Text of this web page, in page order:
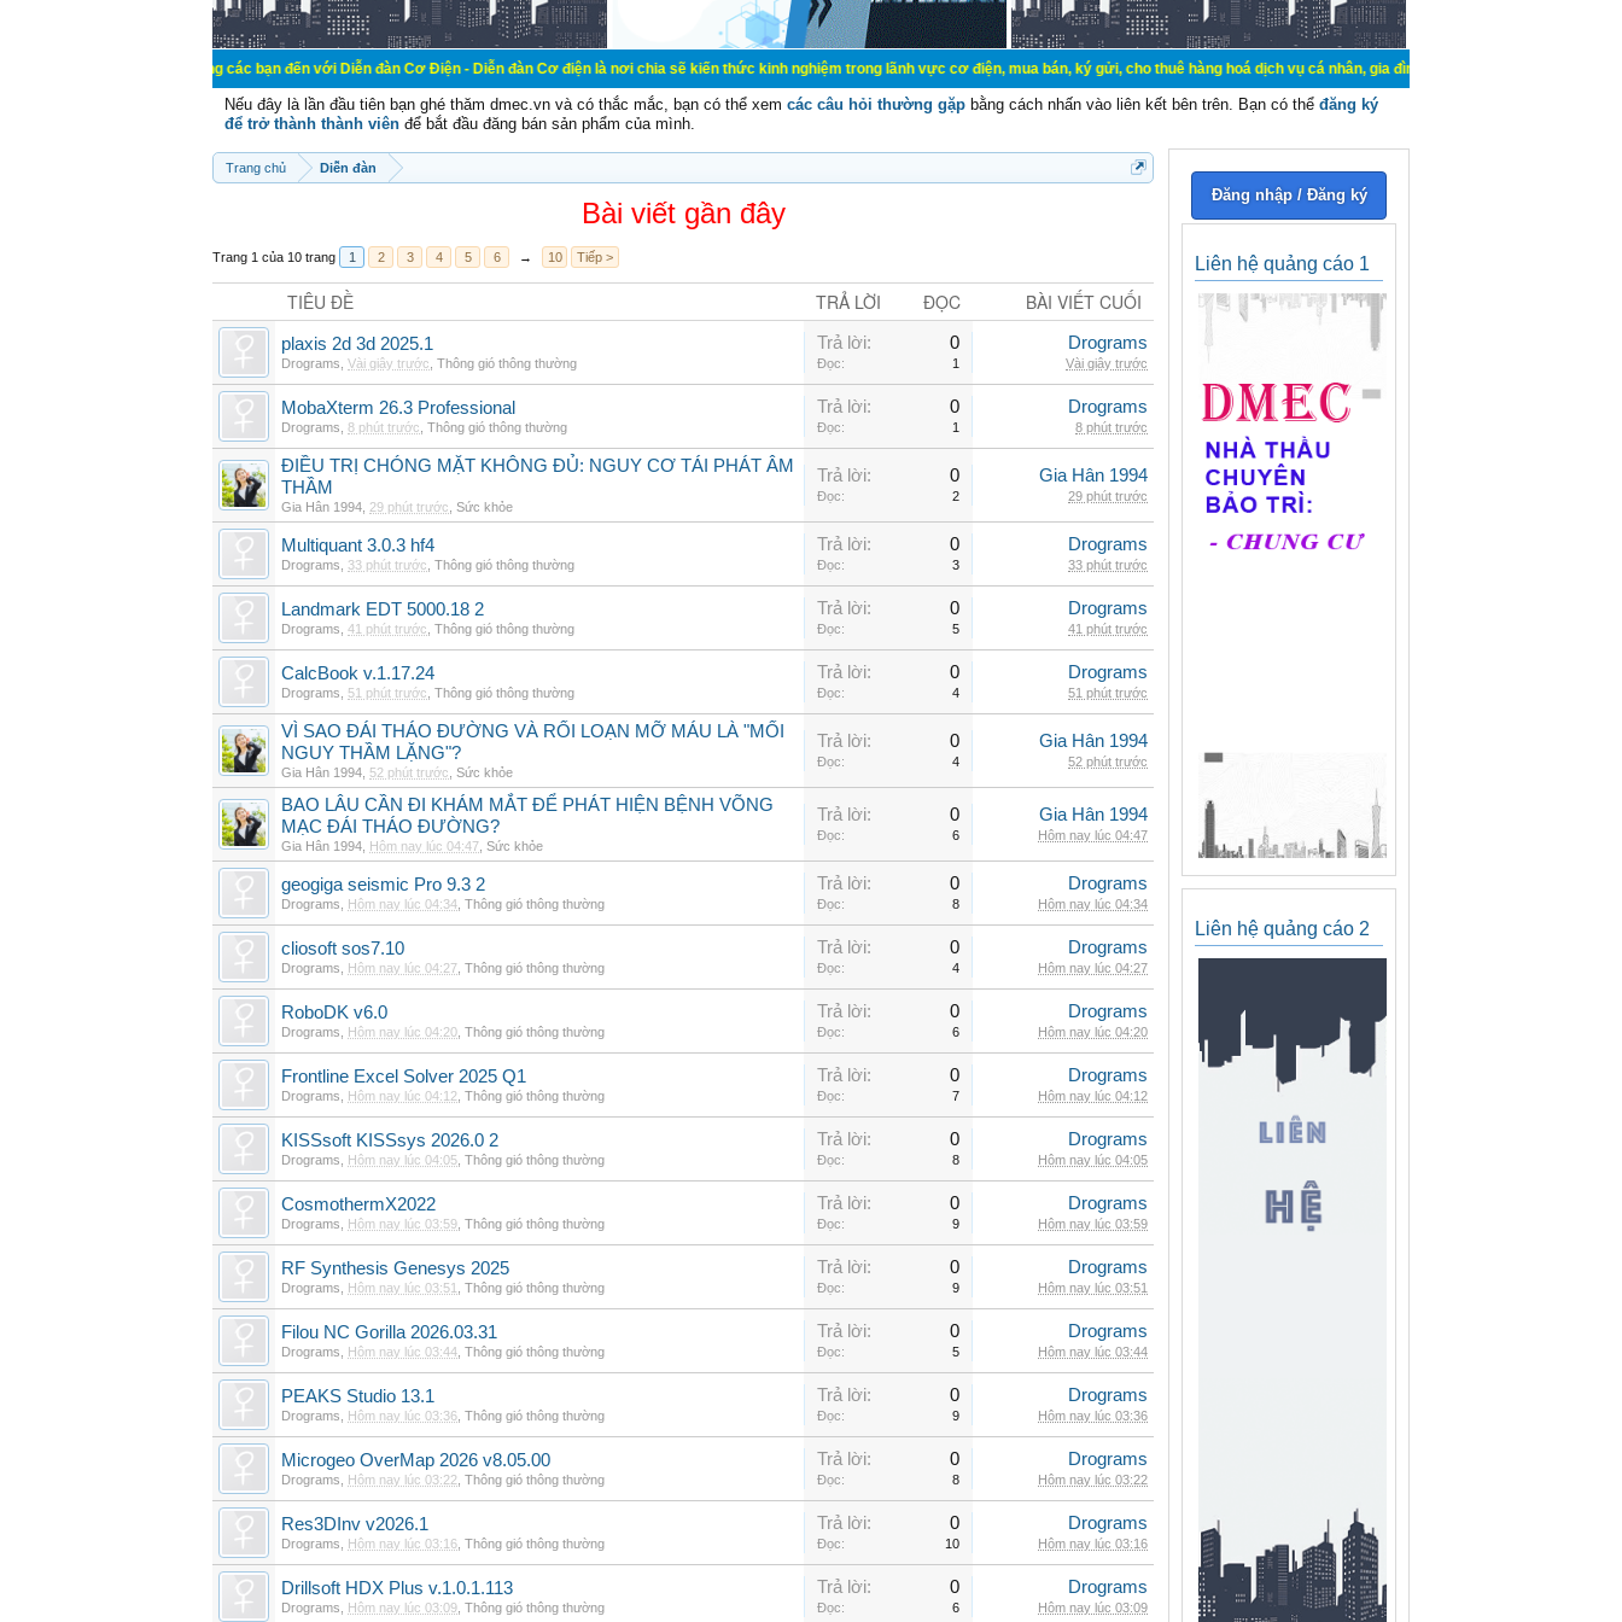
Chào mừng các bạn đến với Diễn đàn Cơ Điện - Diễn đàn Cơ điện là nơi chia sẽ kiến thức kinh nghiệm trong lãnh vực cơ điện, mua bán, ký gửi, cho thuê hàng hoá dịch vụ cá nhân, gia đình. Mua bán, ký gửi, cho thuê thiết bị
Nếu đây là lần đầu tiên bạn ghé thăm dmec.vn và có thắc mắc, bạn có thể xem các câu hỏi thường gặp bằng cách nhấn vào liên kết bên trên. Bạn có thể đăng ký
để trở thành thành viên để bắt đầu đăng bán sản phẩm của mình.
Trang chủ Diễn đàn
Bài viết gần đây
Trang 1 của 10 trang 1 2 3 4 5 6 → 10 Tiếp >
TIÊU ĐỀ TRẢ LỜI ĐỌC BÀI VIẾT CUỐI
plaxis 2d 3d 2025.1
Drograms Vài giây trước Thông gió thông thường
Trả lời: 0
Đọc: 1
Drograms
Vài giây trước
MobaXterm 26.3 Professional
Drograms 8 phút trước Thông gió thông thường
Trả lời: 0
Đọc: 1
Drograms
8 phút trước
ĐIỀU TRỊ CHÓNG MẶT KHÔNG ĐỦ: NGUY CƠ TÁI PHÁT ÂM
THẦM
Gia Hân 1994 29 phút trước Sức khỏe
Trả lời: 0
Đọc: 2
Gia Hân 1994
29 phút trước
Multiquant 3.0.3 hf4
Drograms 33 phút trước Thông gió thông thường
Trả lời: 0
Đọc: 3
Drograms
33 phút trước
Landmark EDT 5000.18 2
Drograms 41 phút trước Thông gió thông thường
Trả lời: 0
Đọc: 5
Drograms
41 phút trước
CalcBook v.1.17.24
Drograms 51 phút trước Thông gió thông thường
Trả lời: 0
Đọc: 4
Drograms
51 phút trước
VÌ SAO ĐÁI THÁO ĐƯỜNG VÀ RỐI LOẠN MỠ MÁU LÀ "MỐI
NGUY THẦM LẶNG"?
Gia Hân 1994 52 phút trước Sức khỏe
Trả lời: 0
Đọc: 4
Gia Hân 1994
52 phút trước
BAO LÂU CẦN ĐI KHÁM MẮT ĐỂ PHÁT HIỆN BỆNH VÕNG
MẠC ĐÁI THÁO ĐƯỜNG?
Gia Hân 1994 Hôm nay lúc 04:47 Sức khỏe
Trả lời: 0
Đọc: 6
Gia Hân 1994
Hôm nay lúc 04:47
geogiga seismic Pro 9.3 2
Drograms Hôm nay lúc 04:34 Thông gió thông thường
Trả lời: 0
Đọc: 8
Drograms
Hôm nay lúc 04:34
cliosoft sos7.10
Drograms Hôm nay lúc 04:27 Thông gió thông thường
Trả lời: 0
Đọc: 4
Drograms
Hôm nay lúc 04:27
RoboDK v6.0
Drograms Hôm nay lúc 04:20 Thông gió thông thường
Trả lời: 0
Đọc: 6
Drograms
Hôm nay lúc 04:20
Frontline Excel Solver 2025 Q1
Drograms Hôm nay lúc 04:12 Thông gió thông thường
Trả lời: 0
Đọc: 7
Drograms
Hôm nay lúc 04:12
KISSsoft KISSsys 2026.0 2
Drograms Hôm nay lúc 04:05 Thông gió thông thường
Trả lời: 0
Đọc: 8
Drograms
Hôm nay lúc 04:05
CosmothermX2022
Drograms Hôm nay lúc 03:59 Thông gió thông thường
Trả lời: 0
Đọc: 9
Drograms
Hôm nay lúc 03:59
RF Synthesis Genesys 2025
Drograms Hôm nay lúc 03:51 Thông gió thông thường
Trả lời: 0
Đọc: 9
Drograms
Hôm nay lúc 03:51
Filou NC Gorilla 2026.03.31
Drograms Hôm nay lúc 03:44 Thông gió thông thường
Trả lời: 0
Đọc: 5
Drograms
Hôm nay lúc 03:44
PEAKS Studio 13.1
Drograms Hôm nay lúc 03:36 Thông gió thông thường
Trả lời: 0
Đọc: 9
Drograms
Hôm nay lúc 03:36
Microgeo OverMap 2026 v8.05.00
Drograms Hôm nay lúc 03:22 Thông gió thông thường
Trả lời: 0
Đọc: 8
Drograms
Hôm nay lúc 03:22
Res3DInv v2026.1
Drograms Hôm nay lúc 03:16 Thông gió thông thường
Trả lời: 0
Đọc: 10
Drograms
Hôm nay lúc 03:16
Drillsoft HDX Plus v.1.0.1.113
Drograms Hôm nay lúc 03:09 Thông gió thông thường
Trả lời: 0
Đọc: 6
Drograms
Hôm nay lúc 03:09
Đăng nhập / Đăng ký
Liên hệ quảng cáo 1
Liên hệ quảng cáo 2